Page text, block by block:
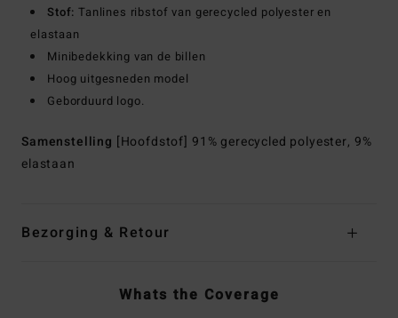
Stof: Tanlines ribstof van gerecycled polyester en
elastaan
Minibedekking van de billen
Hoog uitgesneden model
Geborduurd logo.
Samenstelling [Hoofdstof] 91% gerecycled polyester, 9%
elastaan
Bezorging & Retour
Whats the Coverage